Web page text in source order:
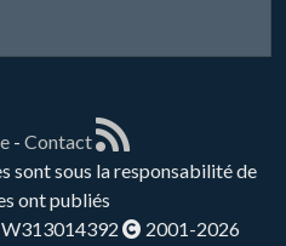
- Contact
sont sous la responsabilité de
ont publiés
2001-2026